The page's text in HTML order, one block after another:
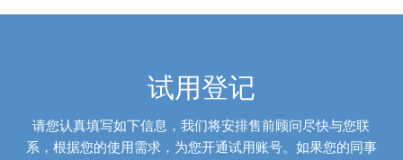
试用登记
请您认真填写如下信息，我们将安排售前顾问尽快与您联
系，根据您的使用需求，为您开通试用账号。如果您的同事